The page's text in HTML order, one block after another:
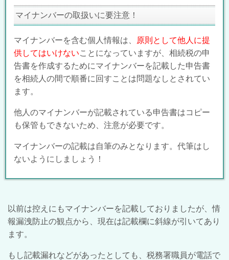
マイナンバーの取扱いに要注意！
マイナンバーを含む個人情報は、
原則として他人に提
供してはいけないことになっていますが、相続税の申
告書を作成するためにマイナンバーを記載した申告書
を相続人の間で順番に回すことは問題なしとされてい
ます。
他人のマイナンバーが記載されている申告書はコピー
も保管もできないため、注意が必要です。
マイナンバーの記載は自筆のみとなります。代筆はし
ないようにしましょう！
以前は控えにもマイナンバーを記載しておりましたが、情
報漏洩防止の観点から、現在は記載欄に斜線が引いてあり
ます。
もし記載漏れなどがあったとしても、税務署職員が電話で